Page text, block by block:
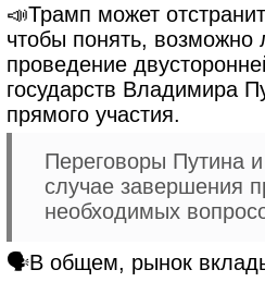
📣Трамп может
чтобы понять, возможно
проведение
государств Владимира
прямого участия.
Переговоры Путина и
случае завершения
необходимых
🗣В общем, рынок